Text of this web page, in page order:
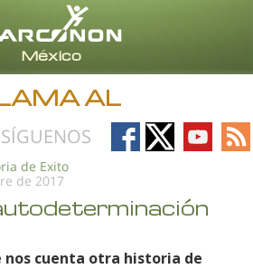
Español
Todas las Regiones/Idiomas
AL
SÍGUENOS
Follow
on
Follow
on
Follow
on
on
de Exito
de 2017
cuenta otra historia de